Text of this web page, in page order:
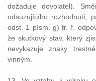
dožaduje dovolatel).
odsuzujícího rozhodnutí,
odst. 1 písm. g) tr. ř.
že skutkový stav, který
nevykazuje znaky
vinným.